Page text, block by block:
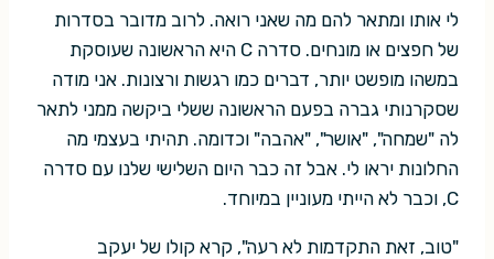
לי אותו ומתאר להם מה שאני רואה. לרוב מדובר בסדרות
של חפצים או מונחים. סדרה C היא הראשונה שעוסקת
במשהו מופשט יותר, דברים כמו רגשות ורצונות. אני מודה
שסקרנותי גברה בפעם הראשונה ששלי ביקשה ממני לתאר
לה "שמחה", "אושר", "אהבה" וכדומה. תהיתי בעצמי מה
החלונות יראו לי. אבל זה כבר היום השלישי שלנו עם סדרה
C, וכבר לא הייתי מעוניין במיוחד.
"טוב, זאת התקדמות לא רעה", קרא קולו של יעקב